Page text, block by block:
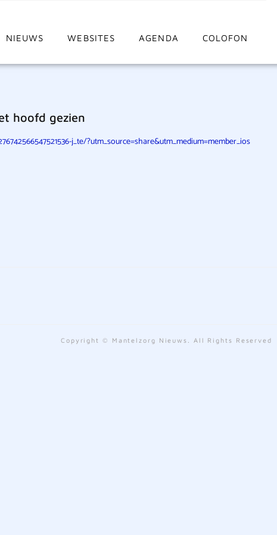
NIEUWS WEBSITES AGENDA COLOFON
hoofd gezien
j_te/?utm_source=share&utm_medium=member_ios
Copyright © Mantelzorg Nieuws. All Rights Reserved